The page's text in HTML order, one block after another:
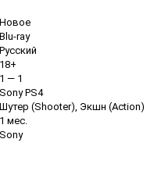
Новое
Blu-ray
Русский
18+
1 — 1
Sony PS4
Шутер (Shooter), Экшн (Action)
1 мес.
Sony